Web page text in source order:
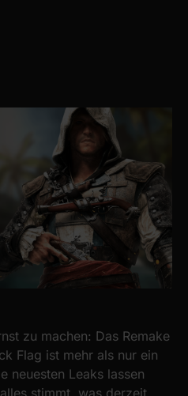
zu machen: Das Remake
Flag ist mehr als nur ein
neuesten Leaks lassen